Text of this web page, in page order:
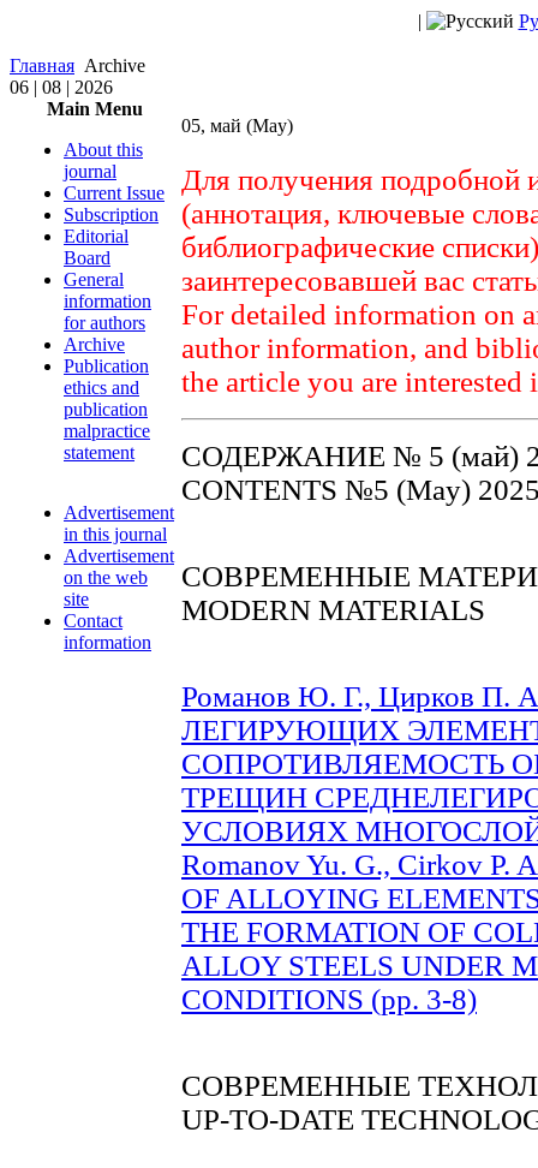
|
Главная Archive
06 | 08 | 2026
Main Menu
About this
journal
Current Issue
Subscription
Editorial
Board
General
information
for authors
Archive
Publication
ethics and
publication
malpractice
statement
Advertisement
in this journal
Advertisement
on the web
site
Contact
information
05, май (May)
Для получения подробной
(аннотация, ключевые
библиографические
заинтересовавшей вас
For detailed information on
author information, and
the article you are interested
СОДЕРЖАНИЕ № 5 (май)
CONTENTS №5 (May)
СОВРЕМЕННЫЕ
MODERN MATERIALS
Романов Ю. Г., Цирков
ЛЕГИРУЮЩИХ
СОПРОТИВЛЯЕМОСТЬ
ТРЕЩИН
УСЛОВИЯХ
Romanov Yu. G., Cirkov P.
OF ALLOYING
THE FORMATION OF
ALLOY STEELS UNDER
CONDITIONS (pp. 3-8)
СОВРЕМЕННЫЕ
UP-TO-DATE